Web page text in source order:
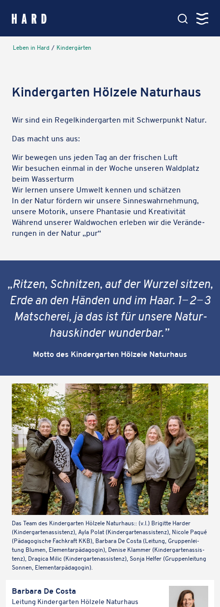
Verwaltung, Politik & Rathaus
Leben in Hard
Bildung, Soziales & Familie
Aktiv in Hard
Veranstaltungen, Vereine & See
Leben in Hard / Kinder­gär­ten
Kinder­gar­ten Hölzele Naturhaus
Wir sind ein Regel­kin­der­gar­ten mit Schwer­punkt Natur.
Das macht uns aus:
Wir bewegen uns jeden Tag an der frischen Luft
Wir besu­chen einmal in der Woche unseren Wald­platz
beim Wasserturm
Wir lernen unsere Umwelt kennen und schätzen
In der Natur fördern wir unsere Sinnes­wahr­neh­mung,
unsere Motorik, unsere Phan­ta­sie und Kreativität
Während unserer Wald­wo­chen erleben wir die Verän­de­
run­gen in der Natur „pur“
„Ritzen, Schnit­zen, auf der Wurzel sitzen,
Erde an den Händen und im Haar. 1−2−3
Matsche­rei, ja das ist für unsere Natur­
haus­kin­der wunderbar.”
Motto des Kinder­gar­ten Hölzele Naturhaus
Das Team des Kinder­gar­ten Hölzele Natur­haus:: (v.l.) Brigitte Harder
(Kinder­gar­ten­as­sis­tenz), Ayla Polat (Kinder­gar­ten­as­sis­tenz), Nicole Paqué
(Pädago­gi­sche Fach­kraft KKB), Barbara De Costa (Leitung, Grup­pen­lei­
tung Blumen, Elemen­tar­päd­ago­gin), Denise Klammer (Kinder­gar­ten­as­sis­
tenz), Dragica Milic (Kinder­gar­ten­as­sis­tenz), Sonja Helfer (Grup­pen­lei­tung
Sonnen, Elementarpädagogin).
Barbara De Costa
Leitung Kinder­gar­ten Hölzele Naturhaus
Kartenansicht